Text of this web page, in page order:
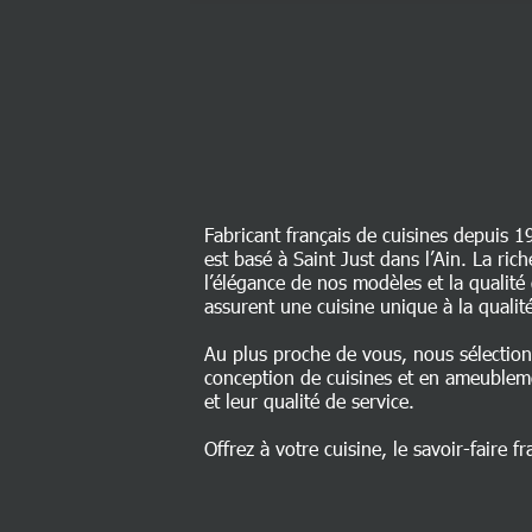
Fabricant français de cuisines depuis
est basé à Saint Just dans l’Ain. La
l’élégance de nos modèles et la
assurent une cuisine unique à la
Au plus proche de vous, nous
conception de cuisines et en
et leur qualité de service.
Offrez à votre cuisine, le savoir-faire